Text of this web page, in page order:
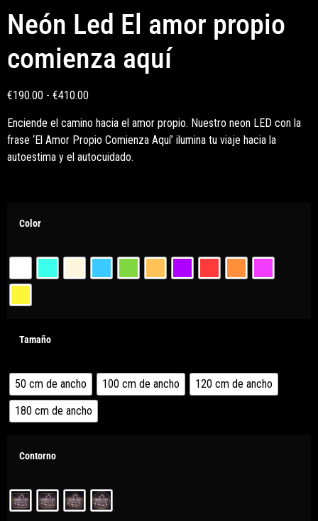
Neón Led El amor propio
comienza aquí
€190.00 - €410.00
Enciende el camino hacia el amor propio. Nuestro neon LED con la
frase ‘El Amor Propio Comienza Aquí’ ilumina tu viaje hacia la
autoestima y el autocuidado.
Color
Tamaño
50 cm de ancho 100 cm de ancho
120 cm de ancho
180 cm de ancho
Contorno